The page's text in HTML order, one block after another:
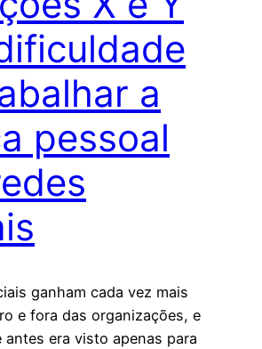
a
pessoal
ganham cada vez mais
e fora das organizações, e
antes era visto apenas para